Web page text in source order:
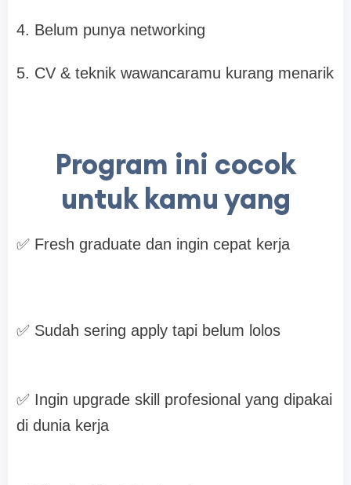
4. Belum punya networking
5. CV & teknik wawancaramu kurang menarik
Program ini cocok
untuk kamu yang
✅ Fresh graduate dan ingin cepat kerja
✅ Sudah sering apply tapi belum lolos
✅ Ingin upgrade skill profesional yang dipakai
di dunia kerja